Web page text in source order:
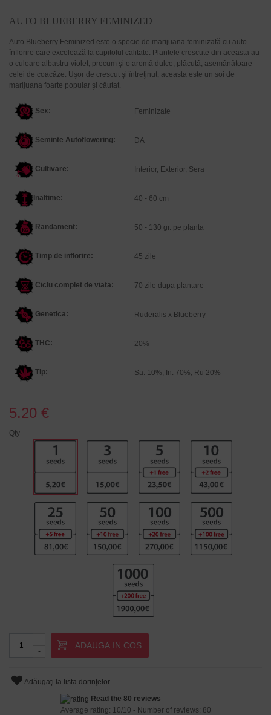
AUTO BLUEBERRY FEMINIZED
Auto Blueberry Feminized este o specie de marijuana feminizată cu auto-
înflorire care excelează la capitolul calitate. Plantele crescute din aceasta au
o culoare albastru-violet, precum şi o aromă dulce, plăcută, asemănătoare
celei de coacăze. Uşor de crescut şi întreţinut, aceasta este un soi de
marijuana foarte popular şi căutat.
Sex: Feminizate
Seminte Autoflowering: DA
Cultivare: Interior, Exterior, Sera
Inaltime: 40 - 60 cm
Randament: 50 - 130 gr. pe planta
Timp de inflorire: 45 zile
Ciclu complet de viata: 70 zile dupa plantare
Genetica: Ruderalis x Blueberry
THC: 20%
Tip: Sa: 10%, In: 70%, Ru 20%
5.20 €
Qty
-
+
ADAUGA IN COS
Adăugaţi la lista dorinţelor
Read the 80 reviews
Average rating: 10/10 - Number of reviews: 80